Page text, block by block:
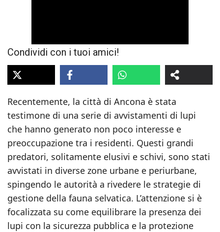
Condividi con i tuoi amici!
Recentemente, la città di Ancona è stata
testimone di una serie di avvistamenti di lupi
che hanno generato non poco interesse e
preoccupazione tra i residenti. Questi grandi
predatori, solitamente elusivi e schivi, sono stati
avvistati in diverse zone urbane e periurbane,
spingendo le autorità a rivedere le strategie di
gestione della fauna selvatica. L’attenzione si è
focalizzata su come equilibrare la presenza dei
lupi con la sicurezza pubblica e la protezione